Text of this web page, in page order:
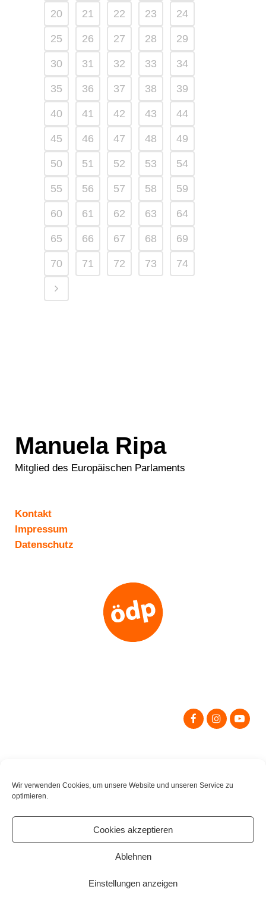
Wir verwenden Cookies, um unsere Website und unseren Service zu
optimieren.
Cookies akzeptieren
Ablehnen
Einstellungen anzeigen
20 21 22 23 24
25 26 27 28 29
30 31 32 33 34
35 36 37 38 39
40 41 42 43 44
45 46 47 48 49
50 51 52 53 54
55 56 57 58 59
60 61 62 63 64
65 66 67 68 69
70 71 72 73 74
Manuela Ripa
Mitglied des Europäischen Parlaments
Kontakt
Impressum
Datenschutz